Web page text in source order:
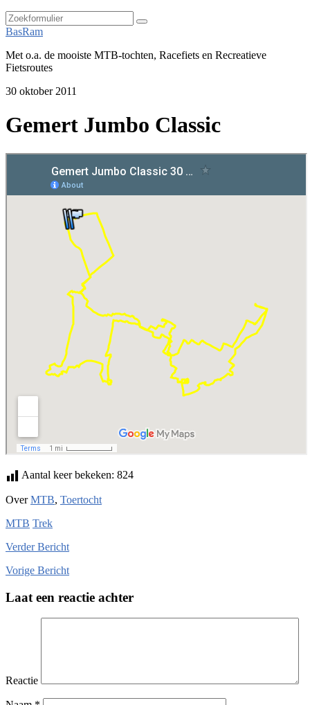
Zoeken
BasRam
Met o.a. de mooiste MTB-tochten, Racefiets en Recreatieve
Fietsroutes
30 oktober 2011
Gemert Jumbo Classic
Aantal keer bekeken: 824
OverMTB, Toertocht
MTB Trek
VerderBericht
Vorige Bericht
Laat een reactie achter
Reactie